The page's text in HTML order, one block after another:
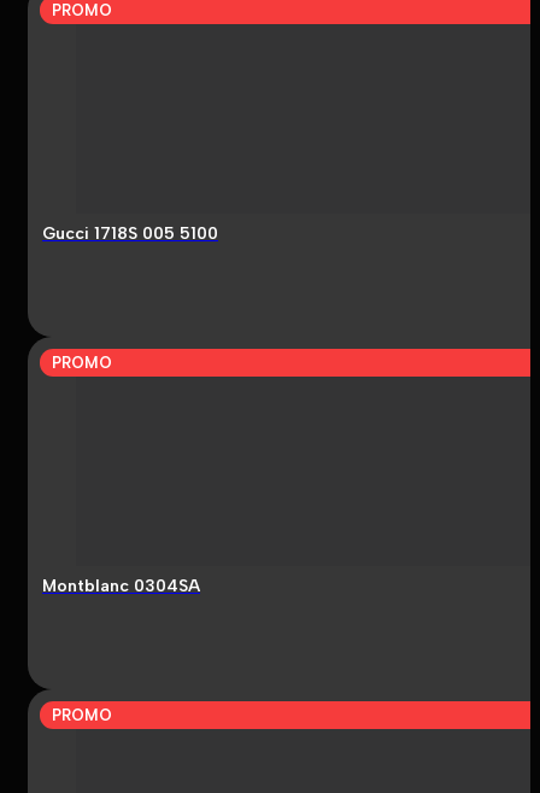
PROMO
Gucci 1718S 005 5100
PROMO
Montblanc 0304SA
PROMO